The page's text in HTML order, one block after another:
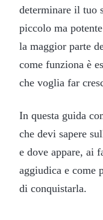
determinare il tuo
piccolo ma
la maggior parte
come funziona è
che voglia far
In questa guida
che devi sapere
e dove appare, ai
aggiudica e come
di conquistarla.